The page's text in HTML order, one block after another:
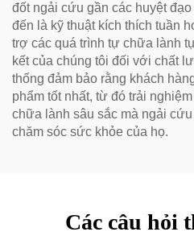
đốt ngải cứu gần các huyệt
đến là kỹ thuật kích thích tuần
trợ các quá trình tự chữa lành
kết của chúng tôi đối với chất
thống đảm bảo rằng khách
phẩm tốt nhất, từ đó trải
chữa lành sâu sắc mà ngải
chăm sóc sức khỏe của họ.
Các câu hỏi